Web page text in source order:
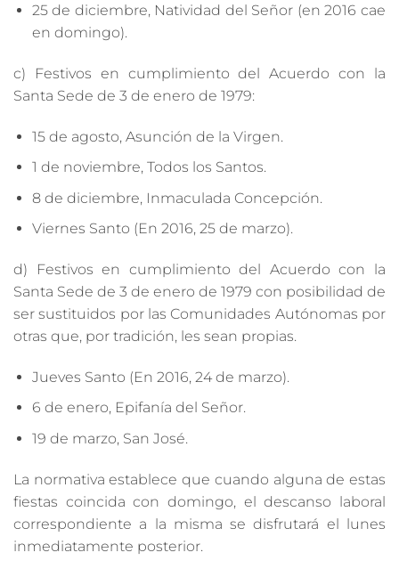
25 de diciembre, Natividad del Señor (en 2016 cae
en domingo).
c) Festivos en cumplimiento del Acuerdo con la
Santa Sede de 3 de enero de 1979:
15 de agosto, Asunción de la Virgen.
1 de noviembre, Todos los Santos.
8 de diciembre, Inmaculada Concepción.
Viernes Santo (En 2016, 25 de marzo).
d) Festivos en cumplimiento del Acuerdo con la
Santa Sede de 3 de enero de 1979 con posibilidad de
ser sustituidos por las Comunidades Autónomas por
otras que, por tradición, les sean propias.
Jueves Santo (En 2016, 24 de marzo).
6 de enero, Epifanía del Señor.
19 de marzo, San José.
La normativa establece que cuando alguna de estas
fiestas coincida con domingo, el descanso laboral
correspondiente a la misma se disfrutará el lunes
inmediatamente posterior.